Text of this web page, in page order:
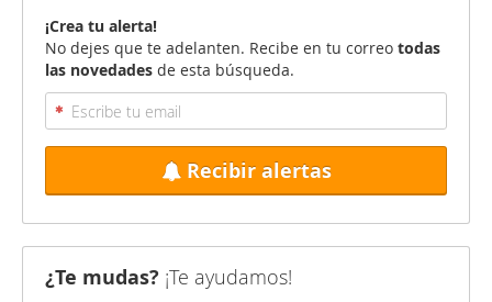
¡Crea tu alerta!
No dejes que te adelanten. Recibe en tu correo todas
las novedades de esta búsqueda.
Recibir alertas
¿Te mudas? ¡Te ayudamos!